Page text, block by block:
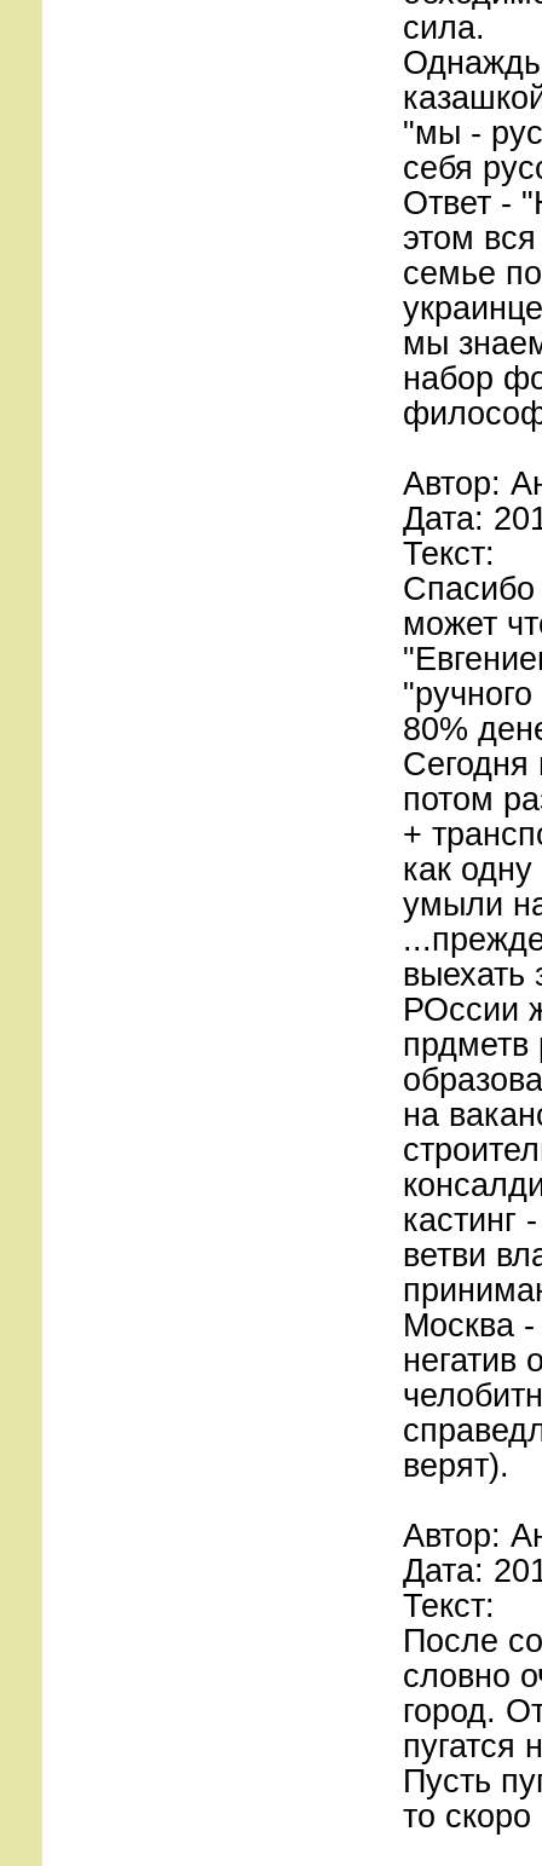
сила.
"мы -
себя
Ответ -
этом
семье
мы
набор
Автор:
Дата:
Текст:
Спасибо
может
80%
Сегодня
потом
+
как
умыли
РОссии
прдметв
на
кастинг
ветви
Москва -
негатив
верят).
Автор:
Дата:
Текст:
После
словно
город.
пугатся
Пусть
то